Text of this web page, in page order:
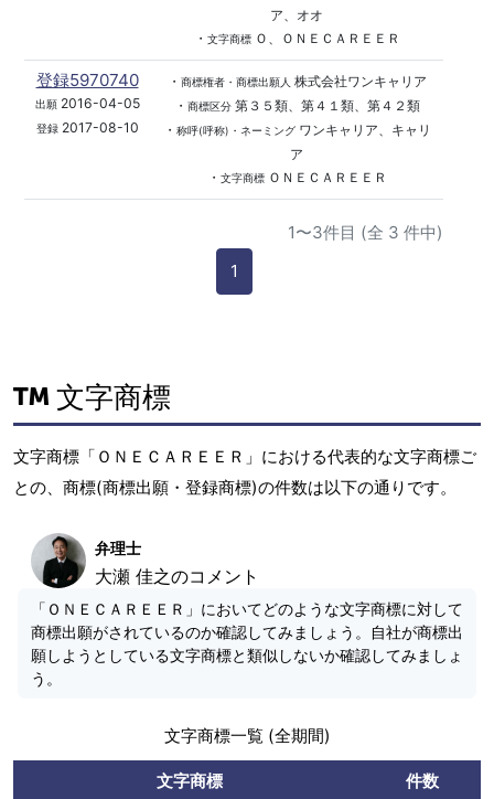
ア、オオ
・ 文字商標Ｏ、ＯＮＥＣＡＲＥＥＲ
登録5970740
出願2016-04-05
登録2017-08-10
・ 商標権者・商標出願人 株式会社ワンキャリア
・ 商標区分第３５類、第４１類、第４２類
・ 称呼(呼称)・ネーミングワンキャリア、キャリ
ア
・ 文字商標ＯＮＥＣＡＲＥＥＲ
1〜3件目 (全 3 件中)
1
文字商標
文字商標「ＯＮＥＣＡＲＥＥＲ」における代表的な文字商標ご
との、商標(商標出願・登録商標)の件数は以下の通りです。
弁理士
大瀬 佳之のコメント
「ＯＮＥＣＡＲＥＥＲ」においてどのような文字商標に対して
商標出願がされているのか確認してみましょう。自社が商標出
願しようとしている文字商標と類似しないか確認してみましょ
う。
文字商標一覧 (全期間)
文字商標 件数